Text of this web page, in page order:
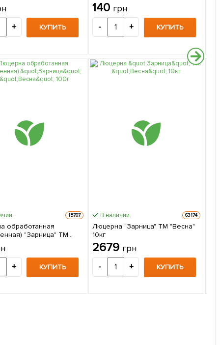
+ КУПИТЬ
140 грн
- + КУПИТЬ
15707
обработанная
"Зарница" ТМ
+ КУПИТЬ
В наличии. 63174
Люцерна "Зарница" ТМ "Весна"
10кг
2679 грн
- + КУПИТЬ